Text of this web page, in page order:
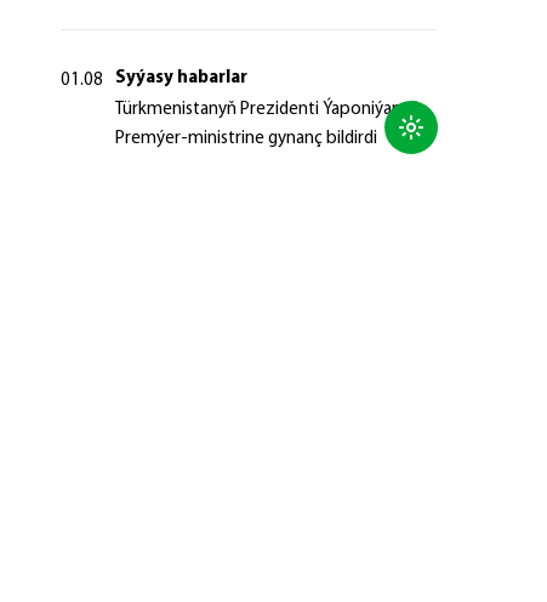
01.08
Syýasy habarlar
Türkmenistanyň Prezidenti Ýaponiýanyň
Premýer-ministrine gynanç bildirdi